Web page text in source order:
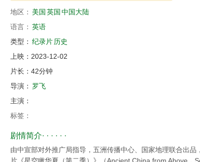
地区： 美国 英国 中国大陆
语言： 英语
类型： 纪录片 历史
上映： 2023-12-02
片长： 42分钟
导演： 罗飞
主演：
标签：
剧情简介· · · · · ·
由中宣部对外推广局指导，五洲传播中心、国家地理联合出